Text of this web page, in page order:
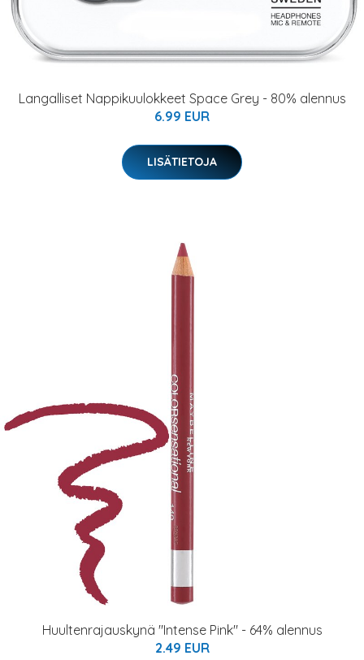
Langalliset Nappikuulokkeet Space Grey - 80% alennus
6.99 EUR
LISÄTIETOJA
Huultenrajauskynä "Intense Pink" - 64% alennus
2.49 EUR